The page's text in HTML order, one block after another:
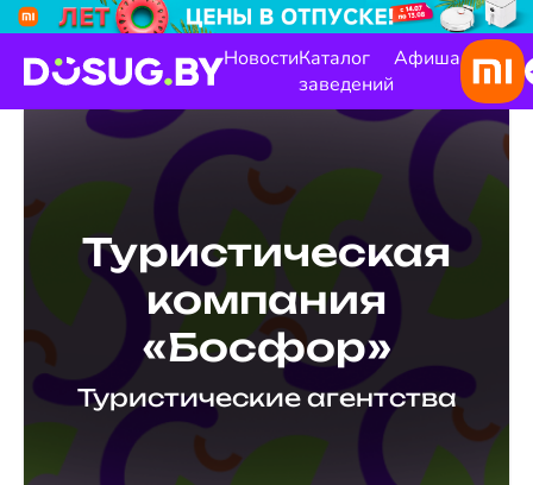
НовостиКаталог
заведений
Афиша
Туристическая
компания
«Босфор»
Туристические агентства